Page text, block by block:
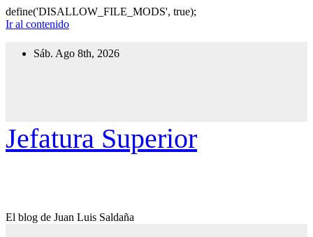
define('DISALLOW_FILE_MODS', true);
Ir al contenido
Sáb. Ago 8th, 2026
Jefatura Superior
El blog de Juan Luis Saldaña